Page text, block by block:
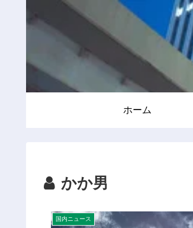
ホーム
かか男
国内ニュース